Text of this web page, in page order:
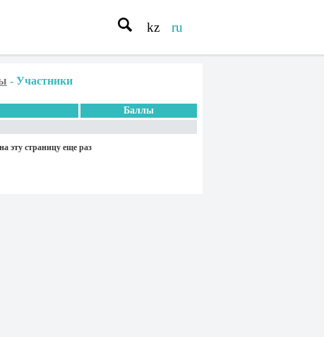
kz ru
- Участники
Баллы
эту страницу еще раз